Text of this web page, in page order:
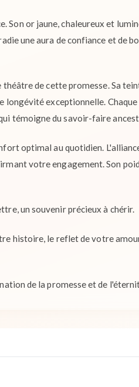
Son or jaune, chaleureux et
une aura de confiance et de
de cette promesse. Sa
exceptionnelle. Chaque
témoigne du savoir-faire
optimal au quotidien.
votre engagement. Son
un souvenir précieux à chérir.
histoire, le reflet de votre
de la promesse et de